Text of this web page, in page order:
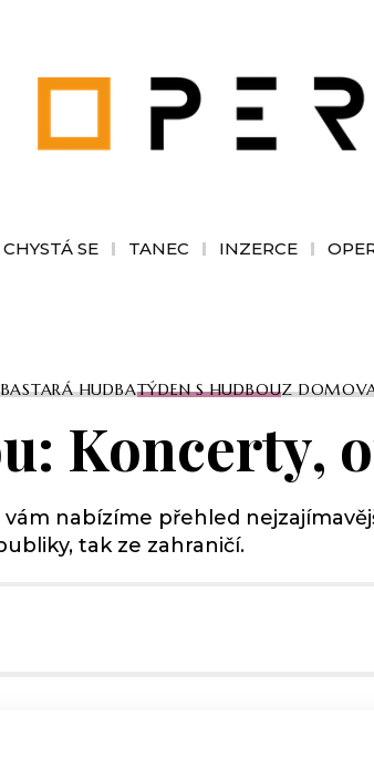
CHYSTÁ SE TANEC INZERCE
STARÁ HUDBATÝDEN S HUDBOUZ
Koncerty,
vám nabízíme přehled
tak ze zahraničí.